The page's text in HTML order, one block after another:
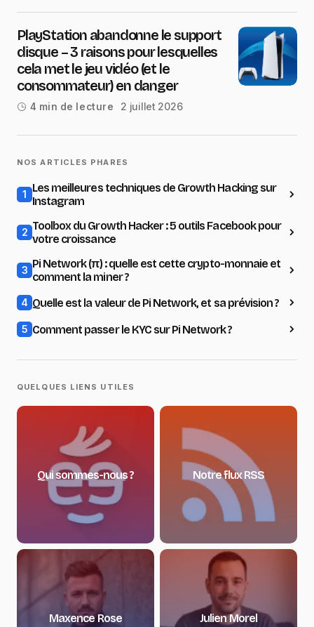
PlayStation abandonne le support
disque – 3 raisons pour lesquelles
cela met le jeu vidéo (et le
consommateur) en danger
4 min de lecture 2 juillet 2026
NOS ARTICLES PHARES
1 Les meilleures techniques de Growth Hacking sur
Instagram
2 Toolbox du Growth Hacker : 5 outils Facebook pour
votre croissance
3 Pi Network (π) : quelle est cette crypto-monnaie et
comment la miner ?
4 Quelle est la valeur de Pi Network, et sa prévision ?
5 Comment passer le KYC sur Pi Network ?
QUELQUES LIENS UTILES
Qui sommes-nous ? Notre flux RSS
Maxence Rose Julien Morel